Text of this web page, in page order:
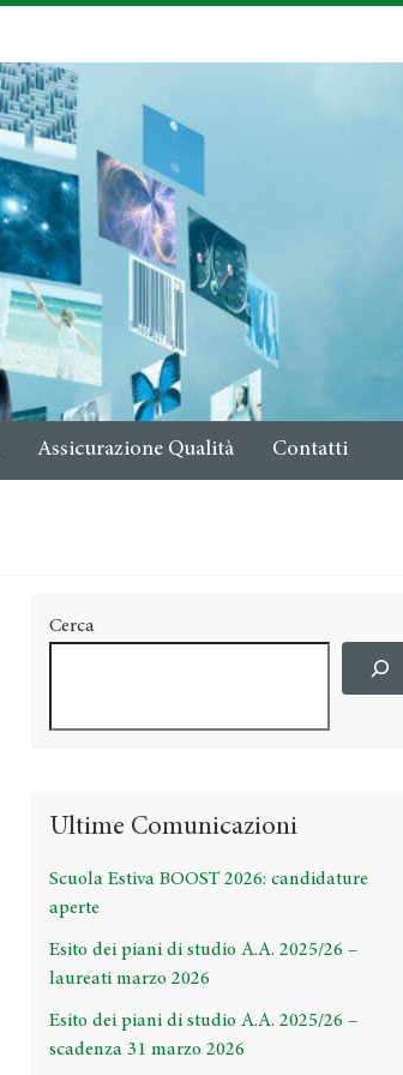
Assicurazione Qualità Contatti
Cerca
Ultime Comunicazioni
Scuola Estiva BOOST 2026: candidature
aperte
Esito dei piani di studio A.A. 2025/26 –
laureati marzo 2026
Esito dei piani di studio A.A. 2025/26 –
scadenza 31 marzo 2026